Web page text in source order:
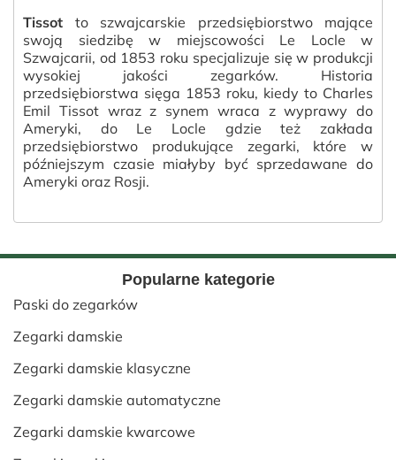
Tissot to szwajcarskie przedsiębiorstwo mające
swoją siedzibę w miejscowości Le Locle w
Szwajcarii, od 1853 roku specjalizuje się w produkcji
wysokiej jakości zegarków. Historia
przedsiębiorstwa sięga 1853 roku, kiedy to Charles
Emil Tissot wraz z synem wraca z wyprawy do
Ameryki, do Le Locle gdzie też zakłada
przedsiębiorstwo produkujące zegarki, które w
późniejszym czasie miałyby być sprzedawane do
Ameryki oraz Rosji.
Popularne kategorie
Paski do zegarków
Zegarki damskie
Zegarki damskie klasyczne
Zegarki damskie automatyczne
Zegarki damskie kwarcowe